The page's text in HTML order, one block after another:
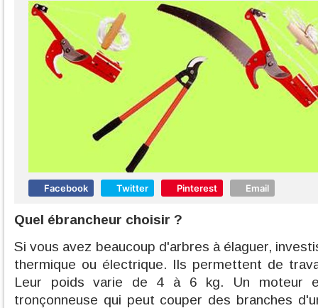
Facebook Twitter Pinterest Email
Quel ébrancheur choisir ?
Si vous avez beaucoup d'arbres à élaguer,
thermique ou électrique. Ils permettent de
Leur poids varie de 4 à 6 kg. Un moteur
tronçonneuse qui peut couper des branches